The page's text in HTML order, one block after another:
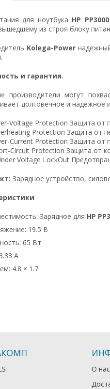
для ноутбука HP PP3000
из строя блоку
Kolega-Power
и гарантия.
производители могут
долговечное и надежное
Voltage Protection Защита от
Protection Защита от
Current Protection Защита от
Circuit Protection Защита от
Voltage LockOut
Зарядное устройство,
Зарядное для HP
19.5 В
65 Вт
А
4.8 × 1.7
О нас